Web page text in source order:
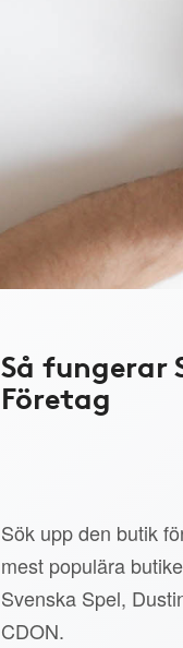
Så fungerar
Företag
Sök upp den butik
mest populära
Svenska Spel,
CDON.